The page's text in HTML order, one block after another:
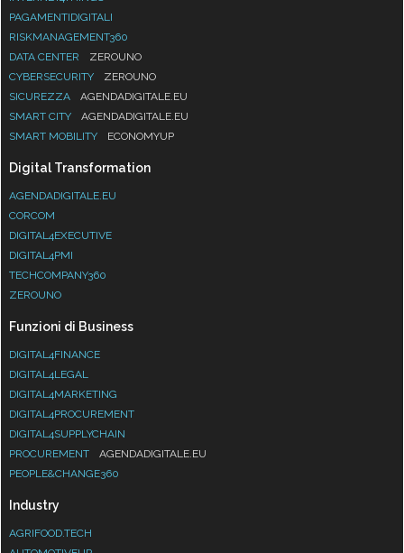
PAGAMENTIDIGITALI
RISKMANAGEMENT360
DATA CENTER
ZEROUNO
CYBERSECURITY
ZEROUNO
SICUREZZA
AGENDADIGITALE.EU
SMART CITY
AGENDADIGITALE.EU
SMART MOBILITY
ECONOMYUP
Digital Transformation
AGENDADIGITALE.EU
CORCOM
DIGITAL4EXECUTIVE
DIGITAL4PMI
TECHCOMPANY360
ZEROUNO
Funzioni di Business
DIGITAL4FINANCE
DIGITAL4LEGAL
DIGITAL4MARKETING
DIGITAL4PROCUREMENT
DIGITAL4SUPPLYCHAIN
PROCUREMENT
AGENDADIGITALE.EU
PEOPLE&CHANGE360
Industry
AGRIFOOD.TECH